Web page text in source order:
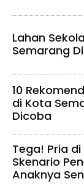
Lahan
Semarang
10
di Kota
Dicoba
Tega! Pria
Skenario
Anaknya